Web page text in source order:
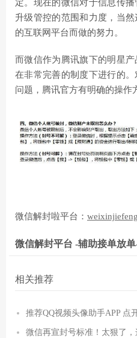
定。现在的微信对于信息传
升级管控的范围和力度，当
的互联网平台而做的努力。
而微信作为腾讯旗下的明星
在非常完善的制度下进行的
问题，腾讯官方有明确的操作
微信解封啦平台：
微信解封平台 -辅助接单放
相关推荐
推荐QQ视频头像助手APP 点
微信再宣封号标准！太狠了